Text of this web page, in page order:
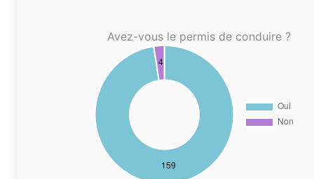
Avez-vous le permis de conduire ?